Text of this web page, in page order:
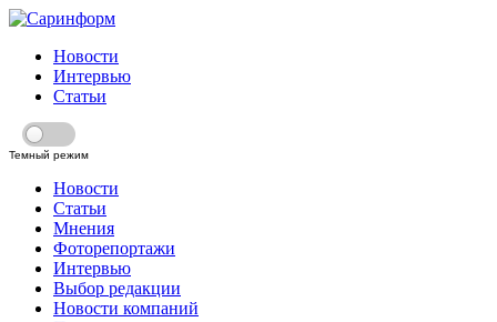
Новости
Интервью
Статьи
Темный режим
Новости
Статьи
Мнения
Фоторепортажи
Интервью
Выбор редакции
Новости компаний